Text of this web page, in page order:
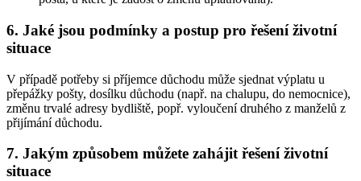
6. Jaké jsou podmínky a postup pro řešení životní
situace
V případě potřeby si příjemce důchodu může sjednat výplatu u
přepážky pošty, dosílku důchodu (např. na chalupu, do nemocnice),
změnu trvalé adresy bydliště, popř. vyloučení druhého z manželů z
přijímání důchodu.
7. Jakým způsobem můžete zahájit řešení životní
situace